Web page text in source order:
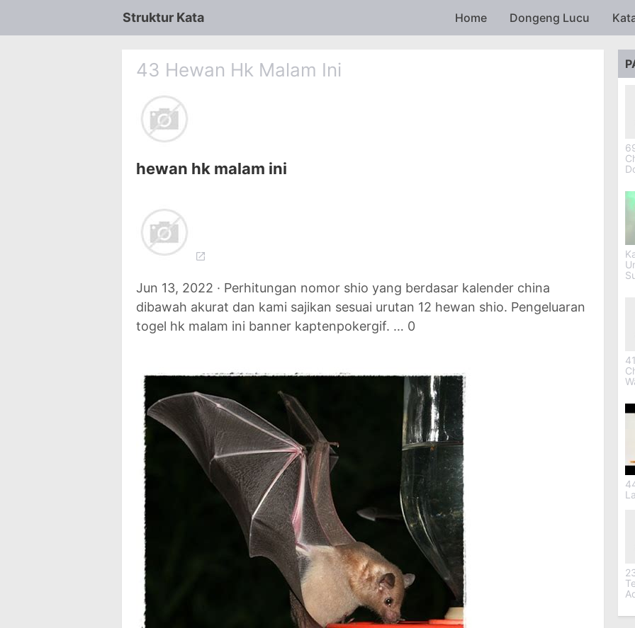
Skip to main content
Struktur Kata Home Dongeng Lucu
43 Hewan Hk Malam Ini
hewan hk malam ini
Jun 13, 2022 · Perhitungan nomor shio yang berdasar kalender china
dibawah akurat dan kami sajikan sesuai urutan 12 hewan shio. Pengeluaran
togel hk malam ini banner kaptenpokergif. … 0